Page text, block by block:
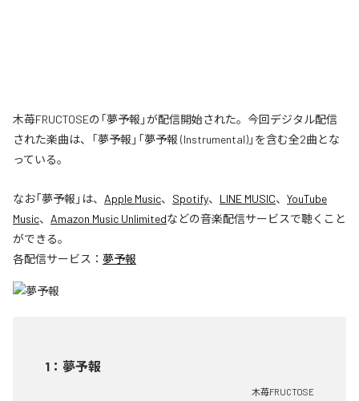
木苺FRUCTOSEの「夢予報」が配信開始された。今回デジタル配信
された楽曲は、「夢予報」「夢予報 (Instrumental)」を含む全2曲とな
っている。
なお「夢予報 」は、 Apple Music、 Spotify、 LINE MUSIC、 YouTube
Music、 Amazon Music Unlimitedなどの音楽配信サービスで聴くこと
ができる。
各配信サービス： 夢予報
1 ： 夢予報
木苺FRUCTOSE